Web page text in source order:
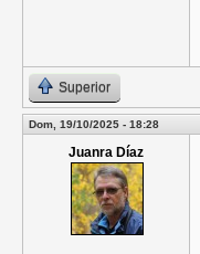
Superior
Dom, 19/10/2025 - 18:28
Juanra Díaz